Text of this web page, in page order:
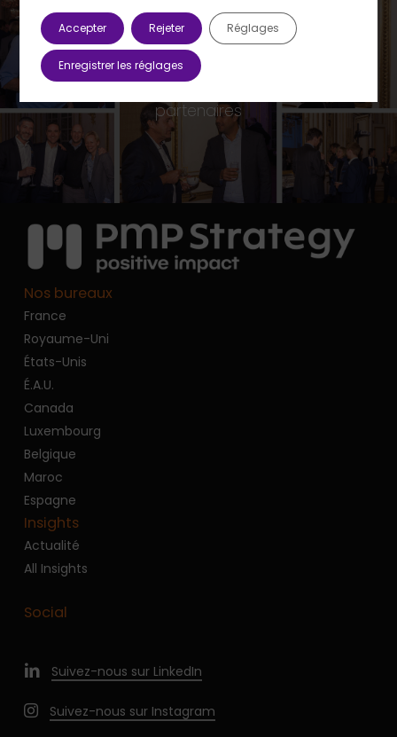
Previous Post
Cocktail annuel 2019 avec nos clients et
partenaires
Nos bureaux
France
Royaume-Uni
États-Unis
É.A.U.
Canada
Luxembourg
Belgique
Maroc
Espagne
Insights
Actualité
All Insights
Social
Suivez-nous sur LinkedIn
Suivez-nous sur Instagram
Accepter Rejeter Réglages
Enregistrer les réglages